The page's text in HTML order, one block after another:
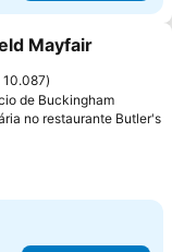
favoritos
Mayfair
10.087
de Buckingham
no restaurante Butler's